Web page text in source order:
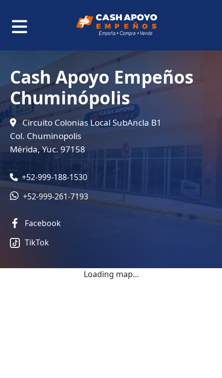
Cash Apoyo Empeños
Chuminópolis
Circuito Colonias Local SubAncla B1
Col. Chuminopolis
Mérida, Yuc. 97158
+52-999-188-1530
+52-999-261-7193
Facebook
TikTok
Loading map...